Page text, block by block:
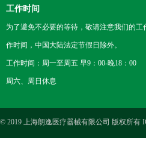
工作时间
为了避免不必要的等待，敬请注意我们的
作时间，中国大陆法定节假日除外。
工作时间：周一至周五 早9：00-晚18：00
周六、周日休息
© 2019 上海朗逸医疗器械有限公司 版权所有